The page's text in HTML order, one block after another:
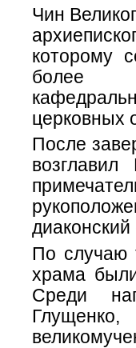
Чин
которому
более
церковных
После
диаконский
По случаю
храма
Среди